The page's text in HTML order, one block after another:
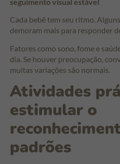
Cada bebê tem seu ritmo.
demoram mais para responder
Fatores como sono, fome e
dia. Se houver preocupação,
muitas variações são normais.
Atividades
estimular o
padrões